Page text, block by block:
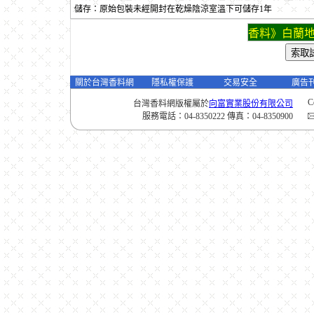
儲存：原始包裝未經開封在乾燥陰涼室溫下可儲存1年
香料》白蘭
關於台灣香料網 隱私權保護 交易安全 廣告
台灣香料網版權屬於向富實業股份有限公司
服務電話：04-8350222 傳真：04-8350900